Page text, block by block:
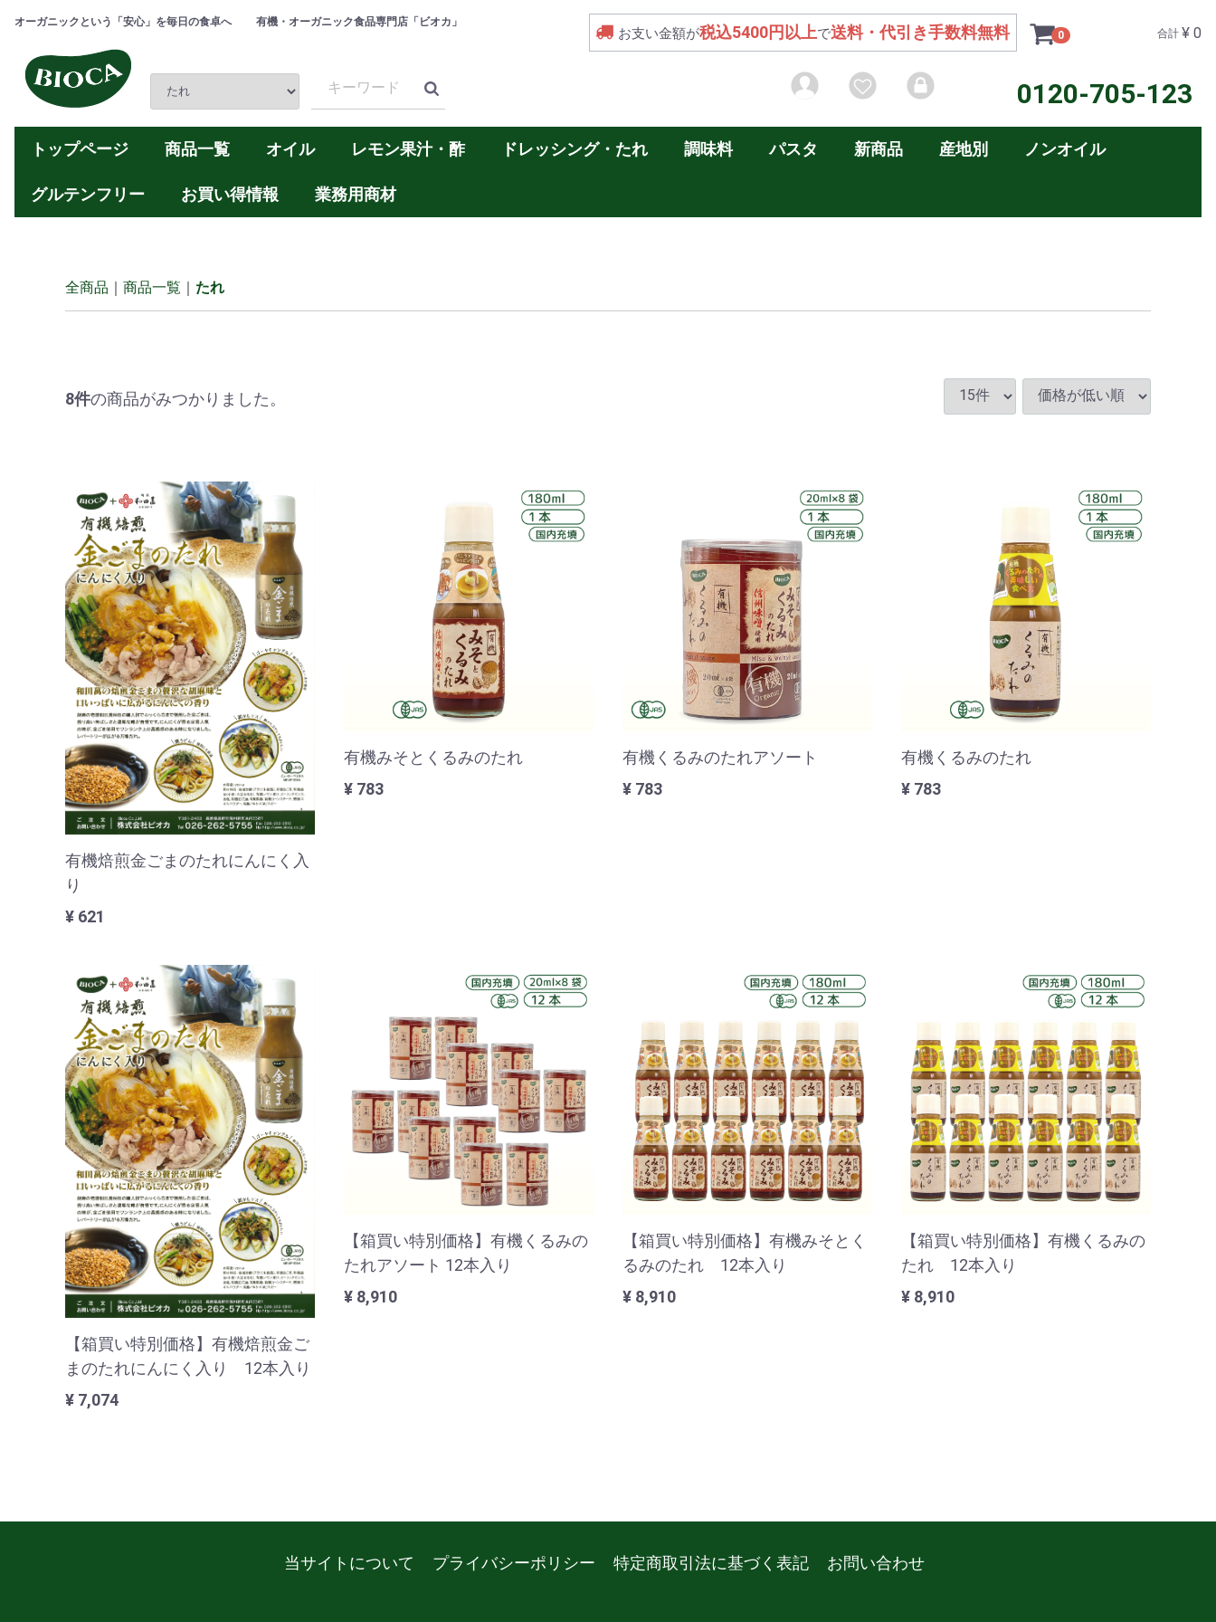
オーガニックという「安心」を毎日の食卓へ 有機・オーガニック食品専門店「ビオカ」
お支い金額が税込5400円以上で送料・代引き手数料無料 0 合計 ¥ 0
0120-705-123
トップページ 商品一覧
オイル オリーブオイル
ごま油
ひまわり油
レモン果汁
バルサミコ酢
ドレッシング
パスタ
新商品
業務用商材
オイル
オリーブオイル
ひまわり油
ごま油
レモン果汁・酢
レモン果汁
バルサミコ酢
ドレッシング・たれ 調味料 パスタ 新商品 産地別 ノンオイル
グルテンフリー お買い得情報 業務用商材
全商品 商品一覧 たれ
8件の商品がみつかりました。
有機焙煎金ごまのたれにんにく入
り
¥ 621
有機みそとくるみのたれ
¥ 783
有機くるみのたれアソート
¥ 783
有機くるみのたれ
¥ 783
【箱買い特別価格】有機焙煎金ご
まのたれにんにく入り 12本入り
¥ 7,074
【箱買い特別価格】有機くるみの
たれアソート 12本入り
¥ 8,910
【箱買い特別価格】有機みそとく
るみのたれ 12本入り
¥ 8,910
【箱買い特別価格】有機くるみの
たれ 12本入り
¥ 8,910
当サイトについて プライバシーポリシー 特定商取引法に基づく表記 お問い合わせ